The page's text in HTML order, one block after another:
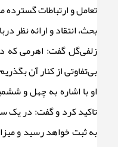
تعامل و ارتباطات
بحث، انتقاد و ارائه نظر
زلفی‌گل گفت: اهرمی که
بی‌تفاوتی از کنار آن
او با اشاره به چهل و
تاکید کرد و گفت: در یک
به ثبت خواهد رسید و